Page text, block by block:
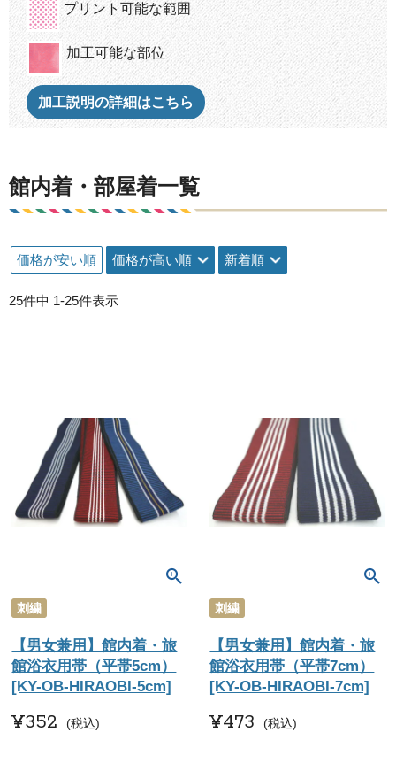
プリント可能な範囲
加工可能な部位
加工説明の詳細はこちら
館内着・部屋着一覧
価格が安い順 価格が高い順 新着順
25件中 1-25件表示
刺繍
【男女兼用】館内着・旅
館浴衣用帯（平帯5cm）
[KY-OB-HIRAOBI-5cm]
¥352 税込
刺繍
【男女兼用】館内着・旅
館浴衣用帯（平帯7cm）
[KY-OB-HIRAOBI-7cm]
¥473 税込